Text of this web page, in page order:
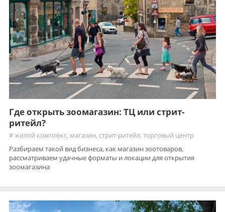
Где открыть зоомагазин: ТЦ или стрит-
ритейл?
#жилой комплекс, магазин, стрит-ритейл, торговый центр
Разбираем такой вид бизнеса, как магазин зоотоваров,
рассматриваем удачные форматы и локации для открытия
зоомагазина